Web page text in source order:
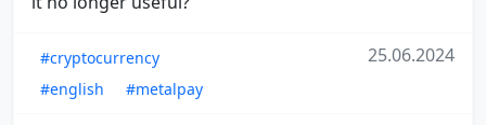
#cryptocurrency
#english
#metalpay
25.06.2024